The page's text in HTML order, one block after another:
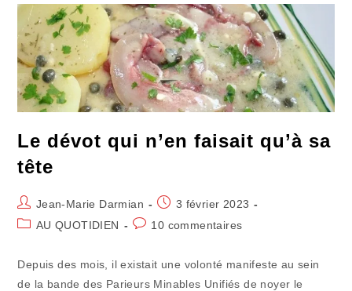
De
Disparition
Le dévot qui n’en faisait qu’à sa
tête
Auteur/autrice
de
Jean-Marie Darmian
Publication
publiée :
3 février 2023
PostAU QUOTIDIEN
Commentaires
10 commentaires
Depuis des mois, il existait une volonté manifeste au sein
de la bande des Parieurs Minables Unifiés de noyer le